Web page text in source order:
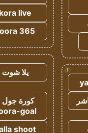
!
kora live
365
يلا شوت
كورة
goal
shoot